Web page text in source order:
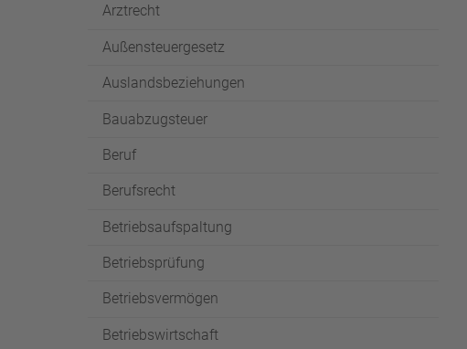
Arztrecht
Außensteuergesetz
Auslandsbeziehungen
Bauabzugsteuer
Beruf
Berufsrecht
Betriebsaufspaltung
Betriebsprüfung
Betriebsvermögen
Betriebswirtschaft